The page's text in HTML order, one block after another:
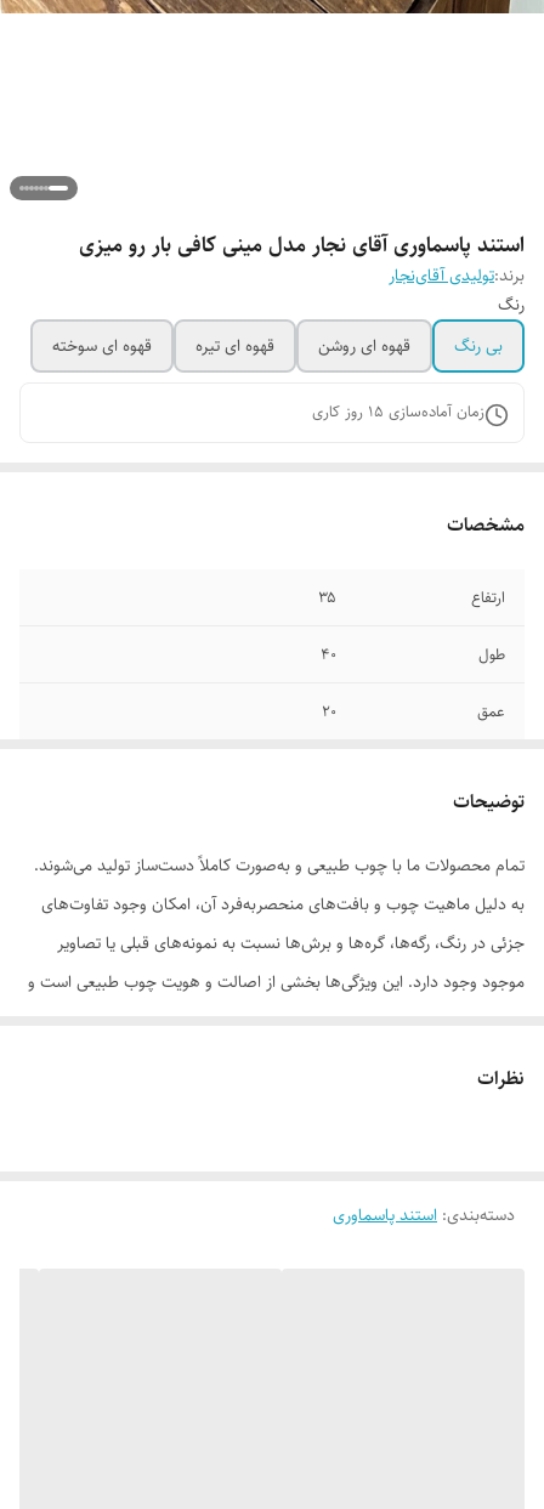
استند پاسماوری آقای نجار مدل مینی کافی بار رو میزی
برند:تولیدی آقای‌نجار
رنگ
بی رنگ
قهوه ای روشن قهوه ای تیره قهوه ای سوخته
زمان آماده‌سازی 15 روز کاری
مشخصات
ارتفاع ۳۵
طول ۴۰
عمق ۲۰
توضیحات
تمام محصولات ما با چوب طبیعی و به‌صورت کاملاً دست‌ساز تولید می‌شوند.
به دلیل ماهیت چوب و بافت‌های منحصر‌به‌فرد آن، امکان وجود تفاوت‌های
جزئی در رنگ، رگه‌ها، گره‌ها و برش‌ها نسبت به نمونه‌های قبلی یا تصاویر
موجود وجود دارد. این ویژگی‌ها بخشی از اصالت و هویت چوب طبیعی است و
سفارش به‌منزله‌ی پذیرش این موارد و آگاهی از ویژگی‌های طبیعی چوب هست
نظرات
دسته‌بندی: استند پاسماوری